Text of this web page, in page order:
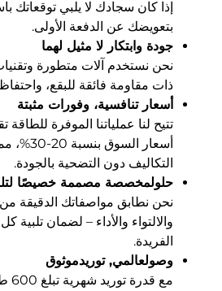
إذا كان سجادك لا يلبي توقعاتك
بتعويضك عن الدفعة الأولى.
جودة وابتكار لا مثيل لهما
نحن نستخدم آلات متطورة
ذات مقاومة فائقة للبقع، واحتفاظ
أسعار تنافسية، وفورات مثبتة
تتيح لنا عملياتنا الموفرة
أسعار
التكاليف دون التضحية بالجودة.
حلولمخصصة مصممة خصيصًا
نحن نطابق مواصفاتك الدقيقة
والالتواء والأداء – لضمان تلبية
الفريدة.
وصولعالمي, توريدموثوق